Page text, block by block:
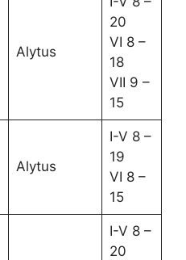
Alytus
20
VI 8 –
18
VII 9 –
15
Alytus
I-V 8 –
19
VI 8 –
15
I-V 8 –
20